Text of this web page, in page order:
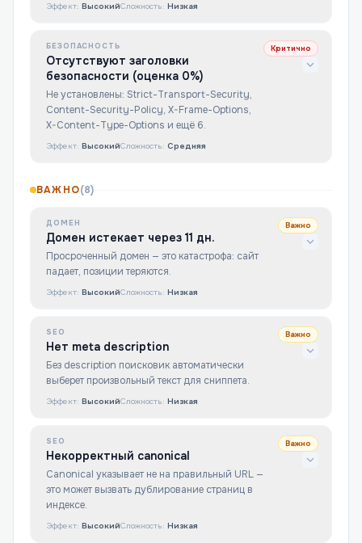
Эффект: ВысокийСложность: Низкая
БЕЗОПАСНОСТЬ
Отсутствуют заголовки
безопасности (оценка 0%)
Не установлены: Strict-Transport-Security,
Content-Security-Policy, X-Frame-Options,
X-Content-Type-Options и ещё 6.
Критично
Эффект: ВысокийСложность: Средняя
ВАЖНО(8)
ДОМЕН
Домен истекает через 11 дн.
Просроченный домен — это катастрофа: сайт
падает, позиции теряются.
Важно
Эффект: ВысокийСложность: Низкая
SEO
Нет meta description
Без description поисковик автоматически
выберет произвольный текст для сниппета.
Важно
Эффект: ВысокийСложность: Низкая
SEO
Некорректный canonical
Canonical указывает не на правильный URL —
это может вызвать дублирование страниц в
индексе.
Важно
Эффект: ВысокийСложность: Низкая